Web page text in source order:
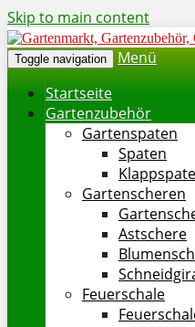
Skip to main content
Toggle navigation
Menü
Startseite
Gartenzubehör
Gartenspaten
Spaten
Gartenscheren
Astschere
Feuerschale